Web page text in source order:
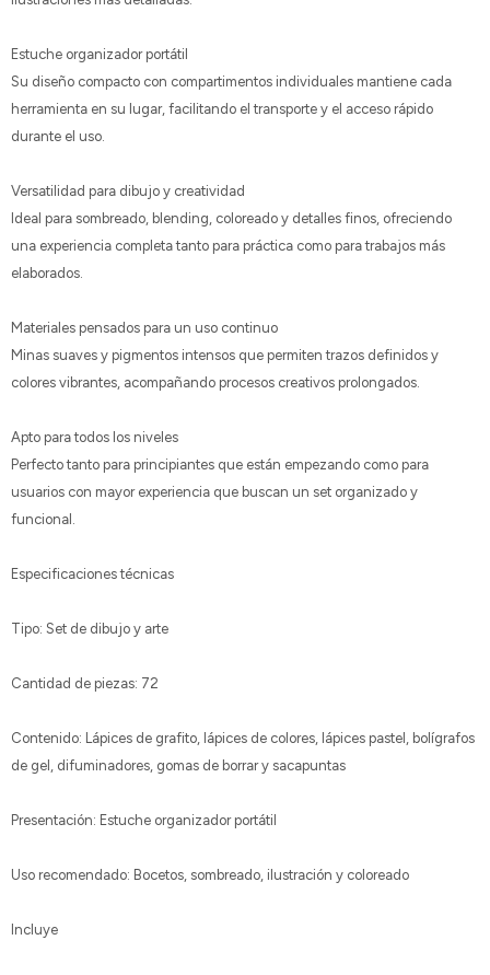
Estuche organizador portátil
Su diseño compacto con compartimentos individuales mantiene cada
herramienta en su lugar, facilitando el transporte y el acceso rápido
durante el uso.
Versatilidad para dibujo y creatividad
Ideal para sombreado, blending, coloreado y detalles finos, ofreciendo
una experiencia completa tanto para práctica como para trabajos más
elaborados.
Materiales pensados para un uso continuo
Minas suaves y pigmentos intensos que permiten trazos definidos y
colores vibrantes, acompañando procesos creativos prolongados.
Apto para todos los niveles
Perfecto tanto para principiantes que están empezando como para
usuarios con mayor experiencia que buscan un set organizado y
funcional.
Especificaciones técnicas
Tipo: Set de dibujo y arte
Cantidad de piezas: 72
Contenido: Lápices de grafito, lápices de colores, lápices pastel, bolígrafos
de gel, difuminadores, gomas de borrar y sacapuntas
Presentación: Estuche organizador portátil
Uso recomendado: Bocetos, sombreado, ilustración y coloreado
Incluye